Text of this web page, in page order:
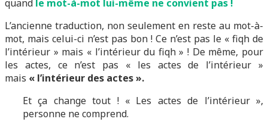
quand le mot-à-mot lui-même ne convient pas !
L’ancienne traduction, non seulement en reste au mot-à-
mot, mais celui-ci n’est pas bon ! Ce n’est pas le « fiqh de
l’intérieur » mais « l’intérieur du fiqh » ! De même, pour
les actes, ce n’est pas « les actes de l’intérieur »
mais « l’intérieur des actes ».
Et ça change tout ! « Les actes de l’intérieur »,
personne ne comprend.